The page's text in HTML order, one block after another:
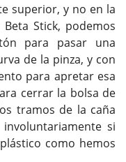
superior, y no en la
Stick, podemos
para pasar una
de la pinza, y con
para apretar esa
cerrar la bolsa de
tramos de la caña
si
como hemos